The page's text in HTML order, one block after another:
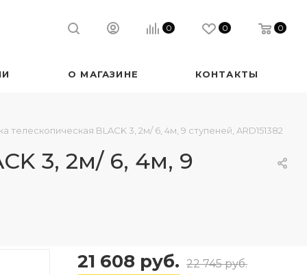
0 0 0
О МАГАЗИНЕ КОНТАКТЫ
телескопическая BLACK 3, 2м/ 6, 4м, 9 ступеней, ARD151382
3, 2м/ 6, 4м, 9
21 608 руб. 22 745руб.